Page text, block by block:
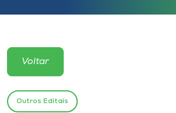
Atendimento ao Estudante
Portal de Ensino
Voltar
Outros Editais